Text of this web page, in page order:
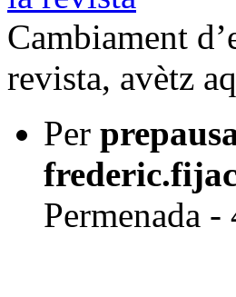
Cambiament
revista, avètz
Per
Permenada